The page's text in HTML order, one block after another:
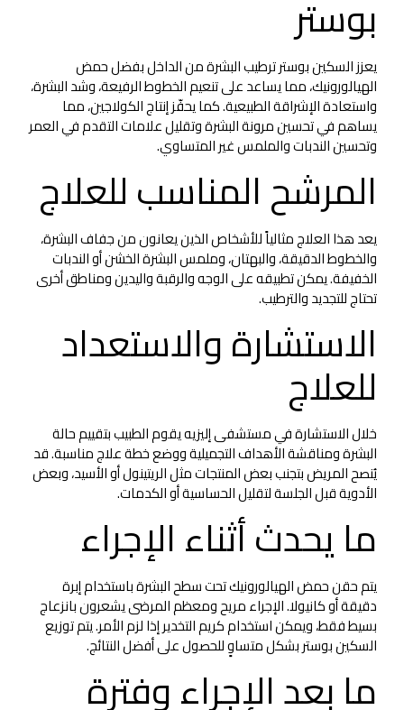
بوستر
يعزز السكين بوستر ترطيب البشرة من الداخل بفضل حمض
الهيالورونيك، مما يساعد على تنعيم الخطوط الرفيعة، وشد البشرة،
واستعادة الإشراقة الطبيعية. كما يحفّز إنتاج الكولاجين، مما
يساهم في تحسين مرونة البشرة وتقليل علامات التقدم في العمر
وتحسين الندبات والملمس غير المتساوي.
المرشح المناسب للعلاج
يعد هذا العلاج مثالياً للأشخاص الذين يعانون من جفاف البشرة،
والخطوط الدقيقة، والبهتان، وملمس البشرة الخشن أو الندبات
الخفيفة. يمكن تطبيقه على الوجه والرقبة واليدين ومناطق أخرى
تحتاج للتجديد والترطيب.
الاستشارة والاستعداد
للعلاج
خلال الاستشارة في مستشفى إليزيه يقوم الطبيب بتقييم حالة
البشرة ومناقشة الأهداف التجميلية ووضع خطة علاج مناسبة. قد
يُنصح المريض بتجنب بعض المنتجات مثل الريتينول أو الأسيد، وبعض
الأدوية قبل الجلسة لتقليل الحساسية أو الكدمات.
ما يحدث أثناء الإجراء
يتم حقن حمض الهيالورونيك تحت سطح البشرة باستخدام إبرة
دقيقة أو كانيولا. الإجراء مريح ومعظم المرضى يشعرون بانزعاج
بسيط فقط، ويمكن استخدام كريم التخدير إذا لزم الأمر. يتم توزيع
السكين بوستر بشكل متساوٍ للحصول على أفضل النتائج.
ما بعد الإجراء وفترة